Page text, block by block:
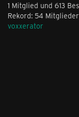
1 Mitglied und 613
Rekord: 54
voxxerator